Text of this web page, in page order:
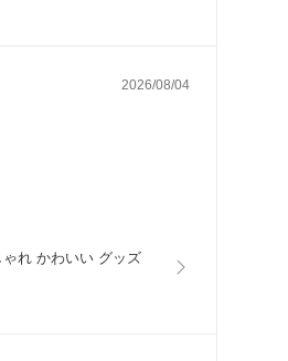
2026/08/04
れ かわいい グッズ